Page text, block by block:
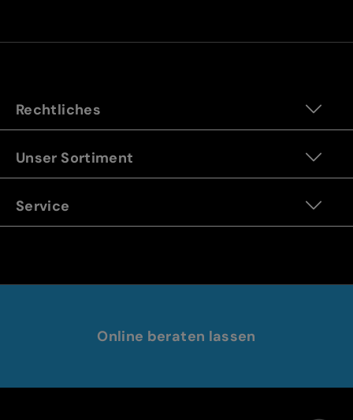
Rechtliches
Unser Sortiment
Service
Online beraten lassen